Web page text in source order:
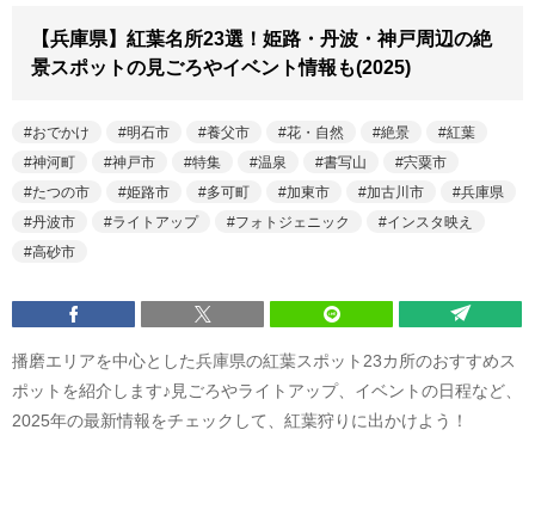
【兵庫県】紅葉名所23選！姫路・丹波・神戸周辺の絶
景スポットの見ごろやイベント情報も(2025)
おでかけ 明石市 養父市 花・自然 絶景
紅葉
神河町
神戸市 特集 温泉 書写山
宍粟市
たつの市
姫路市 多可町 加東市 加古川市
兵庫県
丹波市
ライトアップ フォトジェニック
インスタ映え
高砂市
播磨エリアを中心とした兵庫県の紅葉スポット23カ所のおすすめス
ポットを紹介します♪見ごろやライトアップ、イベントの日程など、
2025年の最新情報をチェックして、紅葉狩りに出かけよう！